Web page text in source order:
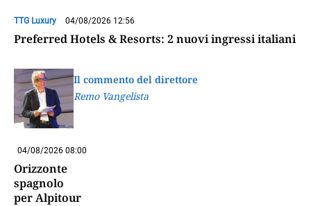
TTG Luxury 04/08/2026 12:56
Preferred Hotels & Resorts: 2 nuovi ingressi italiani
Il commento del direttore
Remo Vangelista
04/08/2026 08:00
Orizzonte
spagnolo
per Alpitour